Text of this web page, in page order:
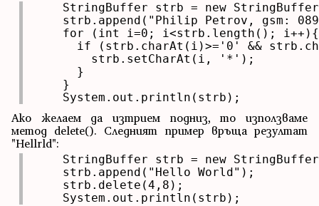
StringBuffer strb = new
strb.append("Philip Petrov, gsm:
    for (int i=0; i<strb.length(); i++){
if (strb.charAt(i)>='0' &&
        strb.setCharAt(i, '*');
      }
    }
    System.out.println(strb);
Ако желаем да изтрием подниз, то използваме
метод delete(). Следният пример връща резултат
"Hellrld":
StringBuffer strb = new
    strb.append("Hello World");
    strb.delete(4,8);
    System.out.println(strb);